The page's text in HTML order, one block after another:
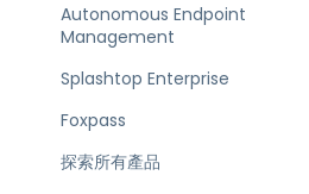
Autonomous Endpoint
Management
Splashtop Enterprise
Foxpass
探索所有產品